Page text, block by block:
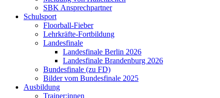
SBK Ansprechpartner
Schulsport
Floorball-Fieber
Lehrkräfte-Fortbildung
Landesfinale
Landesfinale Berlin 2026
Landesfinale Brandenburg 2026
Bundesfinale (zu FD)
Bilder vom Bundesfinale 2025
Ausbildung
Trainer:innen